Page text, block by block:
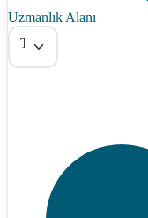
Uzmanlık Alanı
Tümü